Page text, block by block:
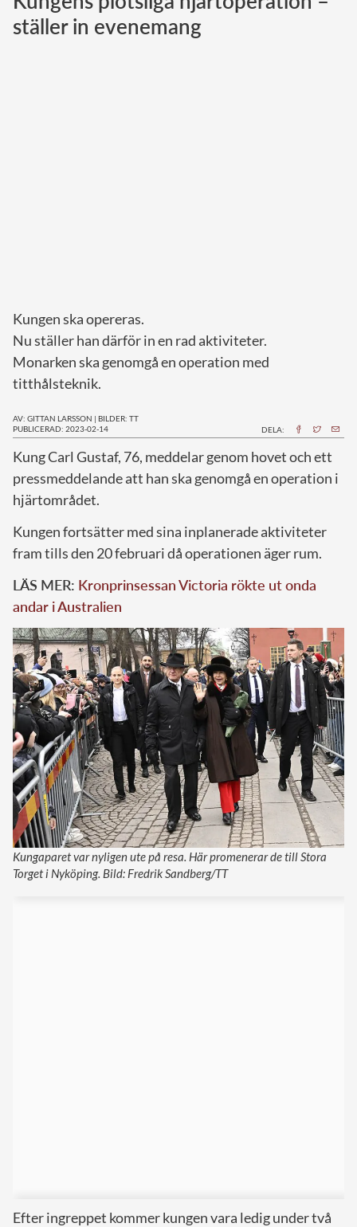
Norska kungahuset
ställer in evenemang
Kungen ska opereras.
Nu ställer han därför in en rad aktiviteter.
Monarken ska genomgå en operation med
titthålsteknik.
AV: GITTAN LARSSON | BILDER: TT
PUBLICERAD: 2023-02-14
DELA:
Kung Carl Gustaf, 76, meddelar genom hovet och ett
pressmeddelande att han ska genomgå en operation i
hjärtområdet.
Kungen fortsätter med sina inplanerade aktiviteter
fram tills den 20 februari då operationen äger rum.
LÄS MER: Kronprinsessan Victoria rökte ut onda
andar i Australien
Kungaparet var nyligen ute på resa. Här promenerar de till Stora
Torget i Nyköping. Bild: Fredrik Sandberg/TT
Efter ingreppet kommer kungen vara ledig under två